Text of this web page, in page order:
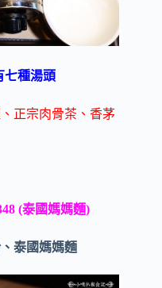
七種湯頭
正宗肉骨茶、香茅
(泰國媽媽麵)
泰國媽媽麵